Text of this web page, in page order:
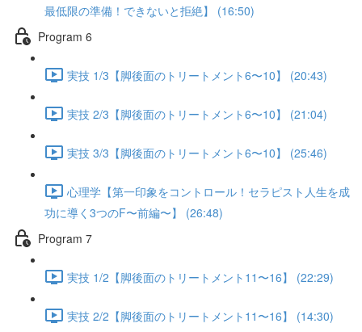
最低限の準備！できないと拒絶】 (16:50)
Program 6
実技 1/3【脚後面のトリートメント6〜10】 (20:43)
実技 2/3【脚後面のトリートメント6〜10】 (21:04)
実技 3/3【脚後面のトリートメント6〜10】 (25:46)
心理学【第一印象をコントロール！セラピスト人生を成
功に導く3つのF〜前編〜】 (26:48)
Program 7
実技 1/2【脚後面のトリートメント11〜16】 (22:29)
実技 2/2【脚後面のトリートメント11〜16】 (14:30)